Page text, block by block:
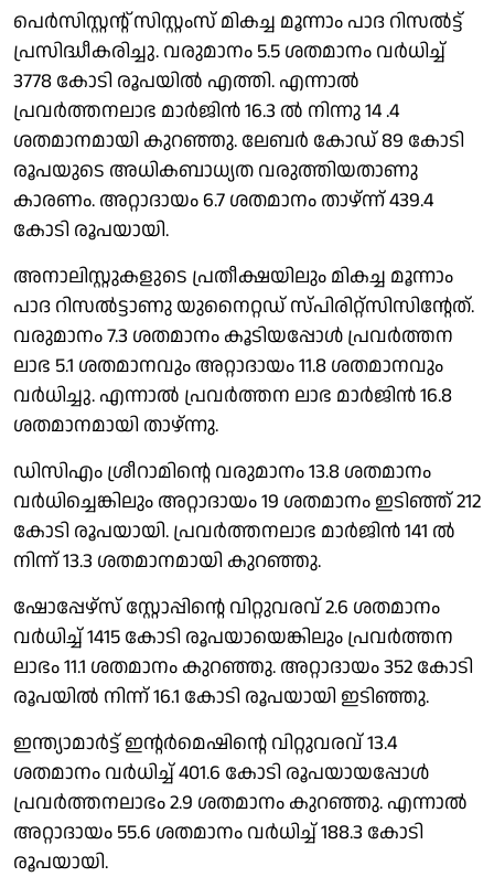
പെർസിസ്റ്റൻ്റ് സിസ്റ്റംസ് മികച്ച മൂന്നാം പാദ റിസൽട്ട്
പ്രസിദ്ധീകരിച്ചു. വരുമാനം 5.5 ശതമാനം വർധിച്ച്
3778 കോടി രൂപയിൽ എത്തി. എന്നാൽ
പ്രവർത്തനലാഭ മാർജിൻ 16.3 ൽ നിന്നു 14 .4
ശതമാനമായി കുറഞ്ഞു. ലേബർ കോഡ് 89 കോടി
രൂപയുടെ അധികബാധ്യത വരുത്തിയതാണു
കാരണം. അറ്റാദായം 6.7 ശതമാനം താഴ്‌ന്ന് 439.4
കോടി രൂപയായി.
അനാലിസ്റ്റുകളുടെ പ്രതീക്ഷയിലും മികച്ച മൂന്നാം
പാദ റിസൽട്ടാണു യുനൈറ്റഡ് സ്പിരിറ്റ്സിസിൻ്റേത്.
വരുമാനം 7.3 ശതമാനം കൂടിയപ്പോൾ പ്രവർത്തന
ലാഭ 5.1 ശതമാനവും അറ്റാദായം 11.8 ശതമാനവും
വർധിച്ചു. എന്നാൽ പ്രവർത്തന ലാഭ മാർജിൻ 16.8
ശതമാനമായി താഴ്ന്നു.
ഡിസിഎം ശ്രീറാമിൻ്റെ വരുമാനം 13.8 ശതമാനം
വർധിച്ചെങ്കിലും അറ്റാദായം 19 ശതമാനം ഇടിഞ്ഞ് 212
കോടി രൂപയായി. പ്രവർത്തനലാഭ മാർജിൻ 141 ൽ
നിന്ന് 13.3 ശതമാനമായി കുറഞ്ഞു.
ഷോപ്പേഴ്സ് സ്റ്റോപ്പിൻ്റെ വിറ്റുവരവ് 2.6 ശതമാനം
വർധിച്ച് 1415 കോടി രൂപയായെങ്കിലും പ്രവർത്തന
ലാഭം 11.1 ശതമാനം കുറഞ്ഞു. അറ്റാദായം 352 കോടി
രൂപയിൽ നിന്ന് 16.1 കോടി രൂപയായി ഇടിഞ്ഞു.
ഇന്ത്യാമാർട്ട് ഇൻ്റർമെഷിൻ്റെ വിറ്റുവരവ് 13.4
ശതമാനം വർധിച്ച് 401.6 കോടി രൂപയായപ്പോൾ
പ്രവർത്തനലാഭം 2.9 ശതമാനം കുറഞ്ഞു. എന്നാൽ
അറ്റാദായം 55.6 ശതമാനം വർധിച്ച് 188.3 കോടി
രൂപയായി.